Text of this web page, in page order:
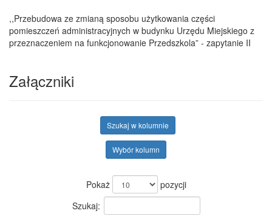
,,Przebudowa ze zmianą sposobu użytkowania części
pomieszczeń administracyjnych w budynku Urzędu Miejskiego z
przeznaczeniem na funkcjonowanie Przedszkola” - zapytanie II
Załączniki
Szukaj w kolumnie
Wybór kolumn
Pokaż
pozycji
Szukaj: